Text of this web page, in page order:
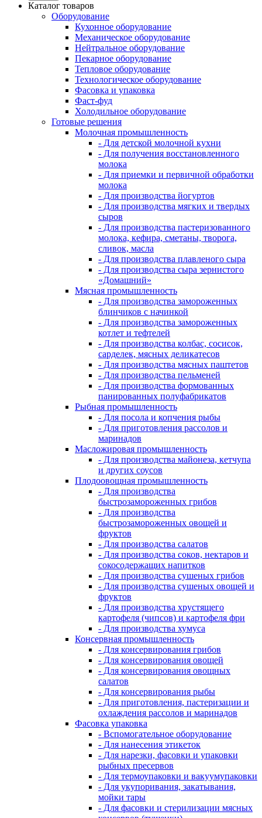
Каталог товаров
Оборудование
Кухонное оборудование
Механическое оборудование
Нейтральное оборудование
Пекарное оборудование
Тепловое оборудование
Технологическое оборудование
Фасовка и упаковка
Фаст-фуд
Холодильное оборудование
Готовые решения
Молочная промышленность
- Для детской молочной кухни
- Для получения восстановленного
молока
- Для приемки и первичной обработки
молока
- Для производства йогуртов
- Для производства мягких и твердых
сыров
- Для производства пастеризованного
молока, кефира, сметаны, творога,
сливок, масла
- Для производства плавленого сыра
- Для производства сыра зернистого
«Домашний»
Мясная промышленность
- Для производства замороженных
блинчиков с начинкой
- Для производства замороженных
котлет и тефтелей
- Для производства колбас, сосисок,
сарделек, мясных деликатесов
- Для производства мясных паштетов
- Для производства пельменей
- Для производства формованных
панированных полуфабрикатов
Рыбная промышленность
- Для посола и копчения рыбы
- Для приготовления рассолов и
маринадов
Масложировая промышленность
- Для производства майонеза, кетчупа
и других соусов
Плодоовощная промышленность
- Для производства
быстрозамороженных грибов
- Для производства
быстрозамороженных овощей и
фруктов
- Для производства салатов
- Для производства соков, нектаров и
сокосодержащих напитков
- Для производства сушеных грибов
- Для производства сушеных овощей и
фруктов
- Для производства хрустящего
картофеля (чипсов) и картофеля фри
- Для производства хумуса
Консервная промышленность
- Для консервирования грибов
- Для консервирования овощей
- Для консервирования овощных
салатов
- Для консервирования рыбы
- Для приготовления, пастеризации и
охлаждения рассолов и маринадов
Фасовка упаковка
- Вспомогательное оборудование
- Для нанесения этикеток
- Для нарезки, фасовки и упаковки
рыбных пресервов
- Для термоупаковки и вакуумупаковки
- Для укупоривания, закатывания,
мойки тары
- Для фасовки и стерилизации мясных